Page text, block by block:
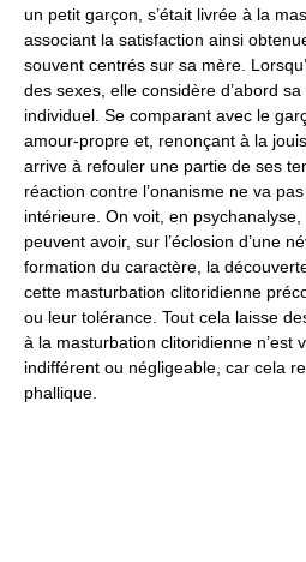
un petit garçon, s’était livrée à la
associant la satisfaction ainsi
souvent centrés sur sa mère.
des sexes, elle considère d’abord
individuel. Se comparant avec le
amour-propre et, renonçant à la
arrive à refouler une partie de ses
réaction contre l’onanisme ne va
intérieure. On voit, en
peuvent avoir, sur l’éclosion d’une
formation du caractère, la
cette masturbation clitoridienne
ou leur tolérance. Tout cela laisse
à la masturbation clitoridienne n’est
indifférent ou négligeable, car cela
phallique.